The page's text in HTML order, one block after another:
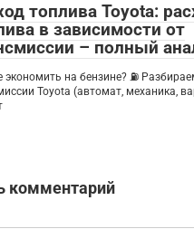
топлива Toyota:
в зависимости от
– полный
экономить на бензине? ⛽
Toyota (автомат, механика,
комментарий